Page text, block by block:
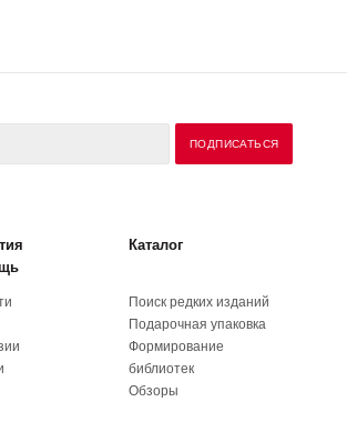
Каталог
Поиск редких изданий
Подарочная упаковка
Формирование
библиотек
Обзоры